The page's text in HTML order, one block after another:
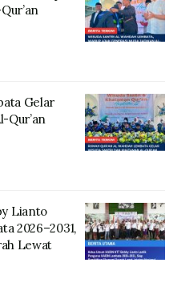
Gelar
Qur’an
Lianto
2026–2031,
Lewat